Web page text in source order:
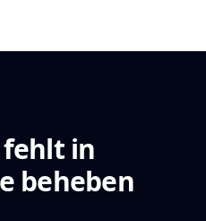
fehlt in
beheben